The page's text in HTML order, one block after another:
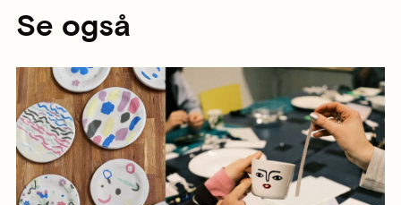
Se også